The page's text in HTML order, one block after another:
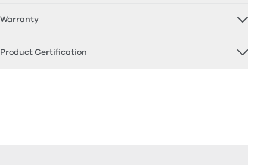
Warranty
Product Certification